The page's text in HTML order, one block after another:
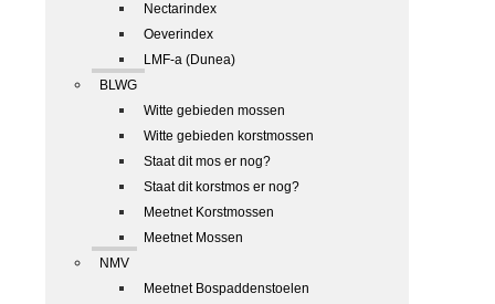
Nectarindex
Oeverindex
LMF-a (Dunea)
BLWG
Witte gebieden mossen
Witte gebieden korstmossen
Staat dit mos er nog?
Staat dit korstmos er nog?
Meetnet Korstmossen
Meetnet Mossen
NMV
Meetnet Bospaddenstoelen